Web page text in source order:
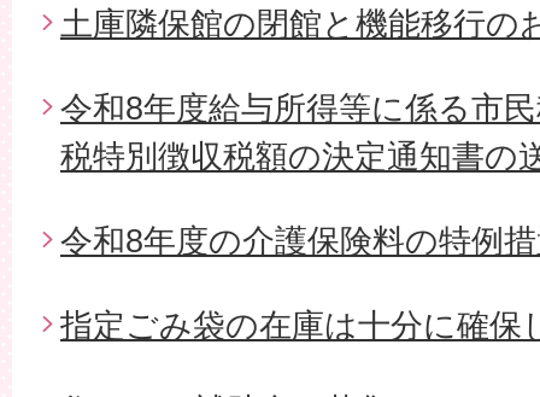
土庫隣保館の閉館と機能移行の
令和8年度給与所得等に係る市
税特別徴収税額の決定通知書の
令和8年度の介護保険料の特例
指定ごみ袋の在庫は十分に確保